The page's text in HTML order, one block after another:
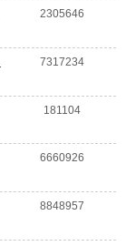
2305646
7317234
181104
6660926
8848957